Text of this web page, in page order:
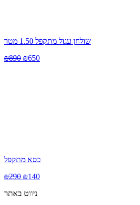
שולחן עגול מתקפל 1.50 מטר
₪890 ₪650
כסא מתקפל
₪290 ₪140
ניווט באתר